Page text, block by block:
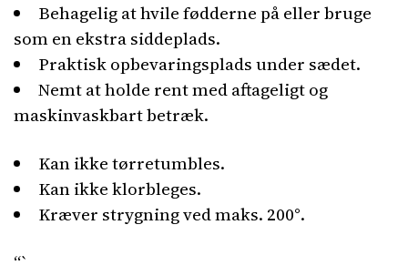
Behagelig at hvile fødderne på eller bruge
som en ekstra siddeplads.
Praktisk opbevaringsplads under sædet.
Nemt at holde rent med aftageligt og
maskinvaskbart betræk.
Kan ikke tørretumbles.
Kan ikke klorbleges.
Kræver strygning ved maks. 200°.
“`